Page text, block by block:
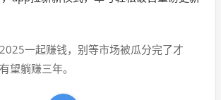
一起赚钱，别等市场被瓜分完了才
望躺赚三年。